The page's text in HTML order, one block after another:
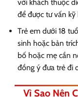
với khách thuộc
để được tư vấn
Trẻ em dưới 18
sinh hoặc bản
bố hoặc mẹ cần
đồng ý đưa trẻ đi
Vì Sao Nên